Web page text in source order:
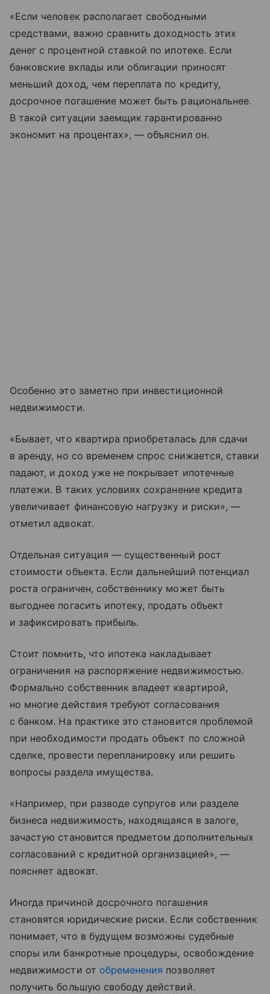
«Если человек располагает свободными
средствами, важно сравнить доходность этих
денег с процентной ставкой по ипотеке. Если
банковские вклады или облигации приносят
меньший доход, чем переплата по кредиту,
досрочное погашение может быть рациональнее.
В такой ситуации заемщик гарантированно
экономит на процентах», — объяснил он.
Особенно это заметно при инвестиционной
недвижимости.
«Бывает, что квартира приобреталась для сдачи
в аренду, но со временем спрос снижается, ставки
падают, и доход уже не покрывает ипотечные
платежи. В таких условиях сохранение кредита
увеличивает финансовую нагрузку и риски», —
отметил адвокат.
Отдельная ситуация — существенный рост
стоимости объекта. Если дальнейший потенциал
роста ограничен, собственнику может быть
выгоднее погасить ипотеку, продать объект
и зафиксировать прибыль.
Стоит помнить, что ипотека накладывает
ограничения на распоряжение недвижимостью.
Формально собственник владеет квартирой,
но многие действия требуют согласования
с банком. На практике это становится проблемой
при необходимости продать объект по сложной
сделке, провести перепланировку или решить
вопросы раздела имущества.
«Например, при разводе супругов или разделе
бизнеса недвижимость, находящаяся в залоге,
зачастую становится предметом дополнительных
согласований с кредитной организацией», —
поясняет адвокат.
Иногда причиной досрочного погашения
становятся юридические риски. Если собственник
понимает, что в будущем возможны судебные
споры или банкротные процедуры, освобождение
недвижимости от обременения позволяет
получить большую свободу действий.